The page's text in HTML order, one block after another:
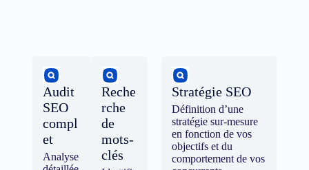
Audit
SEO
compl
et
Analyse
Reche
rche
de
mots-
clés
Stratégie SEO
Définition d’une
stratégie sur-mesure
en fonction de vos
objectifs et du
comportement de vos